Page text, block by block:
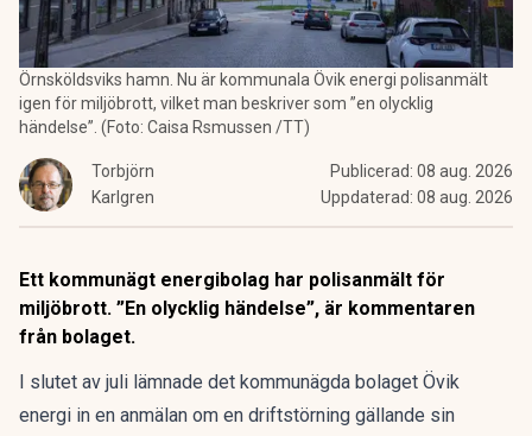
Örnsköldsviks hamn. Nu är kommunala Övik energi polisanmält
igen för miljöbrott, vilket man beskriver som ”en olycklig
händelse”. (Foto: Caisa Rsmussen /TT)
Torbjörn
Karlgren
Publicerad: 08 aug. 2026
Uppdaterad: 08 aug. 2026
Ett kommunägt energibolag har polisanmält för
miljöbrott. ”En olycklig händelse”, är kommentaren
från bolaget.
I slutet av juli lämnade det kommunägda bolaget Övik
energi in en anmälan om en driftstörning gällande sin